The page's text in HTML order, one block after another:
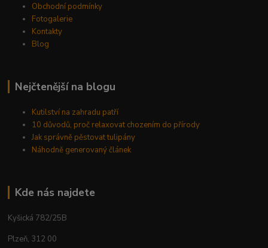
Obchodní podmínky
Fotogalerie
Kontakty
Blog
Nejčtenější na blogu
Kutilství na zahradu patří
10 důvodů, proč relaxovat chozením do přírody
Jak správně pěstovat tulipány
Náhodně generovaný článek
Kde nás najdete
Kyšická 782/25B
Plzeň, 312 00